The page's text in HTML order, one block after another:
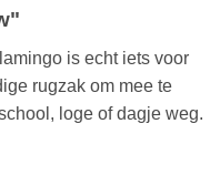
is echt iets voor
rugzak om mee te
loge of dagje weg.